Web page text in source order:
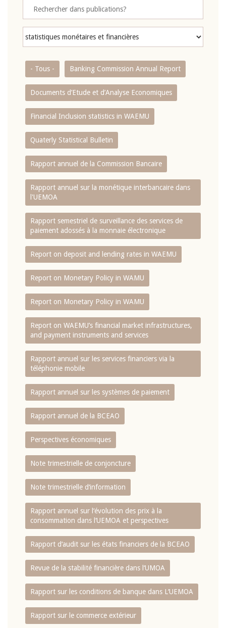
- Tous - Banking Commission Annual Report
Documents d’Etude et d’Analyse Economiques
Financial Inclusion statistics in WAEMU
Quaterly Statistical Bulletin
Rapport annuel de la Commission Bancaire
Rapport annuel sur la monétique interbancaire dans
l'UEMOA
Rapport semestriel de surveillance des services de
paiement adossés à la monnaie électronique
Report on deposit and lending rates in WAEMU
Report on Monetary Policy in WAMU
Report on Monetary Policy in WAMU
Report on WAEMU’s financial market infrastructures,
and payment instruments and services
Rapport annuel sur les services financiers via la
téléphonie mobile
Rapport annuel sur les systèmes de paiement
Rapport annuel de la BCEAO
Perspectives économiques
Note trimestrielle de conjoncture
Note trimestrielle d‘information
Rapport annuel sur l‘évolution des prix à la
consommation dans l‘UEMOA et perspectives
Rapport d‘audit sur les états financiers de la BCEAO
Revue de la stabilité financière dans l‘UMOA
Rapport sur les conditions de banque dans L‘UEMOA
Rapport sur le commerce extérieur